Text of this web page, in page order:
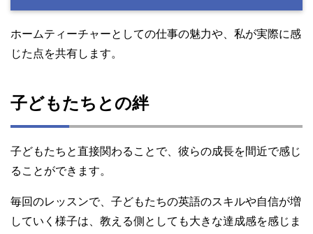
ホームティーチャーとしての仕事の魅力や、私が実際に感
じた点を共有します。
子どもたちとの絆
子どもたちと直接関わることで、彼らの成長を間近で感じ
ることができます。
毎回のレッスンで、子どもたちの英語のスキルや自信が増
していく様子は、教える側としても大きな達成感を感じま